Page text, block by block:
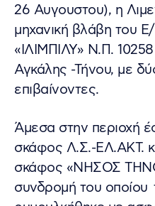
26 Αυγουστου), η
μηχανική βλάβη του
«ΙΛΙΜΠΙΛΥ» Ν.Π.
Αγκάλης -Τήνου, με
επιβαίνοντες.
Άμεσα στην περιοχή
σκάφος Λ.Σ.-ΕΛ.ΑΚΤ.
σκάφος «ΝΗΣΟΣ
συνδρομή του οποίου